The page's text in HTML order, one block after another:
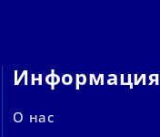
Информация
О нас